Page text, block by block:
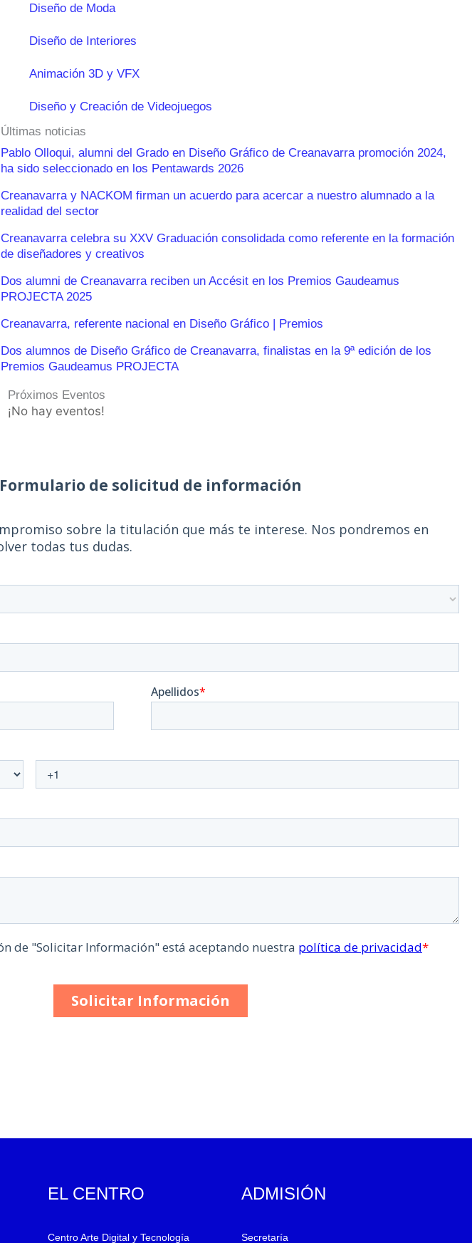
Diseño de Moda
Diseño de Interiores
Animación 3D y VFX
Diseño y Creación de Videojuegos
Últimas noticias
Pablo Olloqui, alumni del Grado en Diseño Gráfico de Creanavarra promoción 2024,
ha sido seleccionado en los Pentawards 2026
Creanavarra y NACKOM firman un acuerdo para acercar a nuestro alumnado a la
realidad del sector
Creanavarra celebra su XXV Graduación consolidada como referente en la formación
de diseñadores y creativos
Dos alumni de Creanavarra reciben un Accésit en los Premios Gaudeamus
PROJECTA 2025
Creanavarra, referente nacional en Diseño Gráfico | Premios
Dos alumnos de Diseño Gráfico de Creanavarra, finalistas en la 9ª edición de los
Premios Gaudeamus PROJECTA
Próximos Eventos
¡No hay eventos!
EL CENTRO
Centro Arte Digital y Tecnología
ADMISIÓN
Secretaría